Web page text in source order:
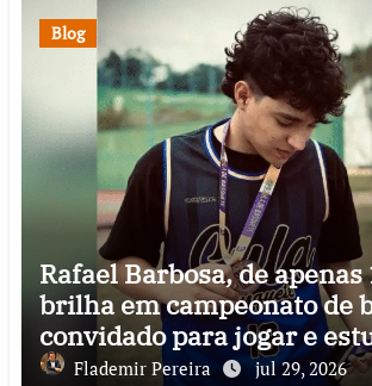
Blog
Rafael Barbosa, de apenas
brilha em campeonato de
convidado para jogar e
ItáliaFlademir Pereira jul 29, 2026